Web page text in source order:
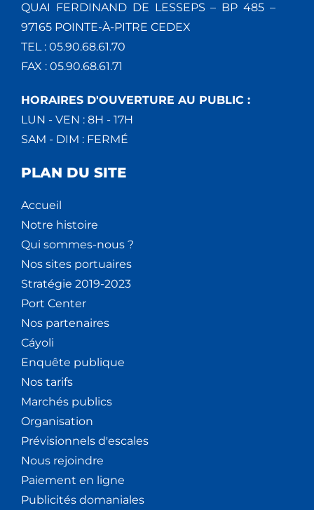
QUAI FERDINAND DE LESSEPS – BP 485 –
97165 POINTE-À-PITRE CEDEX
TEL : 05.90.68.61.70
FAX : 05.90.68.61.71
HORAIRES D'OUVERTURE AU PUBLIC :
LUN - VEN : 8H - 17H
SAM - DIM : FERMÉ
PLAN DU SITE
Accueil
Notre histoire
Qui sommes-nous ?
Nos sites portuaires
Stratégie 2019-2023
Port Center
Nos partenaires
Cáyoli
Enquête publique
Nos tarifs
Marchés publics
Organisation
Prévisionnels d'escales
Nous rejoindre
Paiement en ligne
Publicités domaniales